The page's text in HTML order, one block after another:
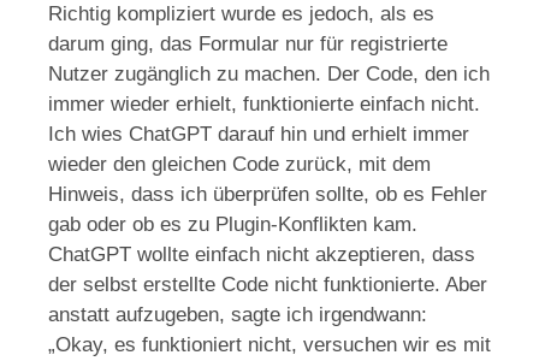
Richtig kompliziert wurde es jedoch, als es
darum ging, das Formular nur für registrierte
Nutzer zugänglich zu machen. Der Code, den ich
immer wieder erhielt, funktionierte einfach nicht.
Ich wies ChatGPT darauf hin und erhielt immer
wieder den gleichen Code zurück, mit dem
Hinweis, dass ich überprüfen sollte, ob es Fehler
gab oder ob es zu Plugin-Konflikten kam.
ChatGPT wollte einfach nicht akzeptieren, dass
der selbst erstellte Code nicht funktionierte. Aber
anstatt aufzugeben, sagte ich irgendwann:
„Okay, es funktioniert nicht, versuchen wir es mit